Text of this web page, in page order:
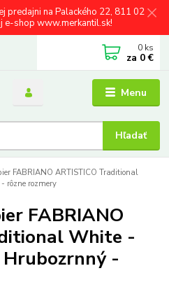
predajni na Palackého 22, 811 02
e-shop www.merkantil.sk!
Menu
Hľadať
0 ks
za 0 €
FABRIANO ARTISTICO Traditional
rôzne rozmery
FABRIANO
White -
-